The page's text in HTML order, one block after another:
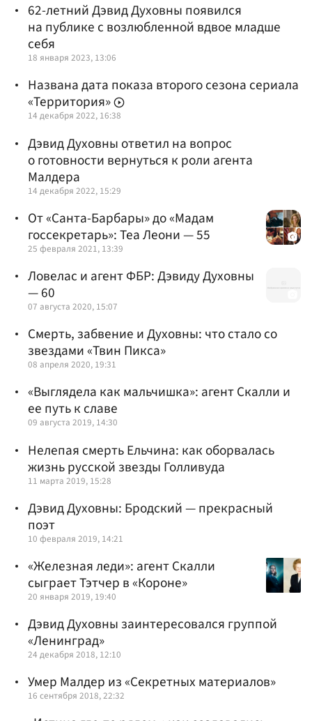
62-летний Дэвид Духовны появился
на публике с возлюбленной вдвое младше
себя
18 января 2023, 13:06
Названа дата показа второго сезона сериала
«Территория»
14 декабря 2022, 16:38
Дэвид Духовны ответил на вопрос
о готовности вернуться к роли агента
Малдера
14 декабря 2022, 15:29
От «Санта-Барбары» до «Мадам
госсекретарь»: Теа Леони — 55
25 февраля 2021, 13:39
Ловелас и агент ФБР: Дэвиду Духовны
— 60
07 августа 2020, 15:07
Смерть, забвение и Духовны: что стало со
звездами «Твин Пикса»
08 апреля 2020, 19:31
«Выглядела как мальчишка»: агент Скалли и
ее путь к славе
09 августа 2019, 14:30
Нелепая смерть Ельчина: как оборвалась
жизнь русской звезды Голливуда
11 марта 2019, 15:28
Дэвид Духовны: Бродский — прекрасный
поэт
10 февраля 2019, 14:21
«Железная леди»: агент Скалли
сыграет Тэтчер в «Короне»
20 января 2019, 19:40
Дэвид Духовны заинтересовался группой
«Ленинград»
24 декабря 2018, 12:10
Умер Малдер из «Секретных материалов»
16 сентября 2018, 22:32